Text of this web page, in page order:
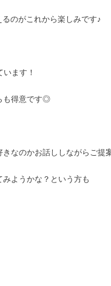
のがこれから楽しみです♪
ます！
も得意です◎
なのかお話ししながらご提
ようかな？という方も